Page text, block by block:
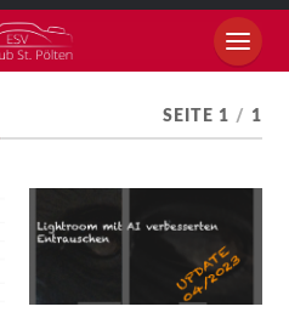
SEITE 1 / 1